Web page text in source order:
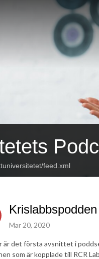
feed.xml
Mar 20, 2020
är det första avsnittet i
som är kopplade till RCR